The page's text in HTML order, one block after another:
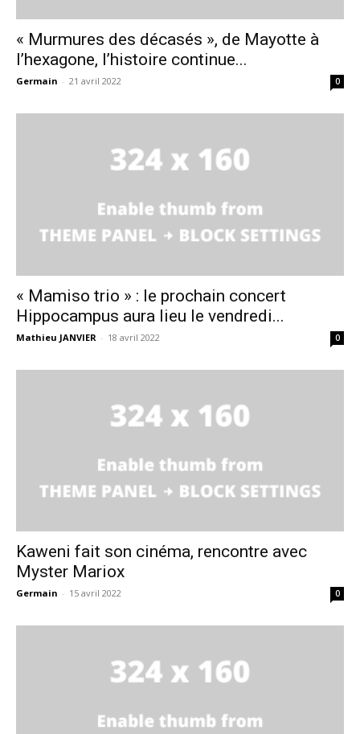
« Murmures des décasés », de Mayotte à
l’hexagone, l’histoire continue...
Germain - 21 avril 2022 0
« Mamiso trio » : le prochain concert
Hippocampus aura lieu le vendredi...
Mathieu JANVIER - 18 avril 2022 0
Kaweni fait son cinéma, rencontre avec
Myster Mariox
Germain - 15 avril 2022 0